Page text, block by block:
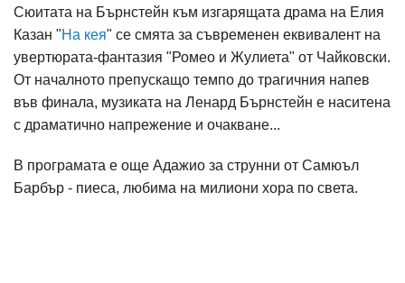
Сюитата на Бърнстейн към изгарящата драма на Елия
Казан "На кея" се смята за съвременен еквивалент на
увертюрата-фантазия "Ромео и Жулиета" от Чайковски.
От началното препускащо темпо до трагичния напев
във финала, музиката на Ленард Бърнстейн е наситена
с драматично напрежение и очакване...
В програмата е още Адажио за струнни от Самюъл
Барбър - пиеса, любима на милиони хора по света.